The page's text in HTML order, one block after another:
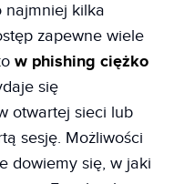
najmniej kilka
zapewne wiele
w phishing ciężko
się
otwartej sieci lub
sesję. Możliwości
dowiemy się, w jaki